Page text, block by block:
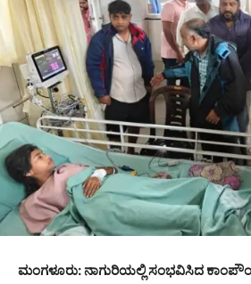
ಮಂಗಳೂರು: ನಾಗುರಿಯಲ್ಲಿ ಸಂಭವಿಸಿದ